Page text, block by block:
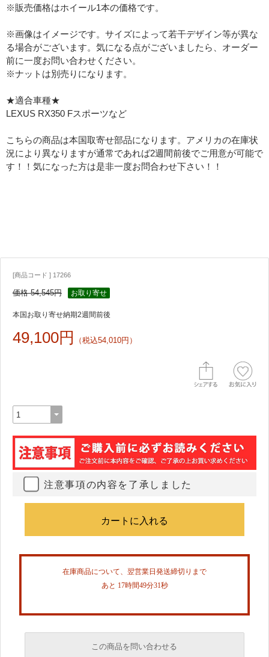
※販売価格はホイール1本の価格です。
※画像はイメージです。サイズによって若干デザイン等が異な
る場合がございます。気になる点がございましたら、オーダー
前に一度お問い合わせください。
※ナットは別売りになります。
★適合車種★
LEXUS RX350 Fスポーツなど
こちらの商品は本国取寄せ部品になります。アメリカの在庫状
況により異なりますが通常であれば2週間前後でご用意が可能で
す！！気になった方は是非一度お問合わせ下さい！！
[商品コード ] 17266
価格 54,545円 お取り寄せ
本国お取り寄せ納期2週間前後
49,100円 （税込54,010円）
注意事項の内容を了承しました
在庫商品について、翌営業日発送締切りまで
あと 17時間49分31秒
この商品を問い合わせる